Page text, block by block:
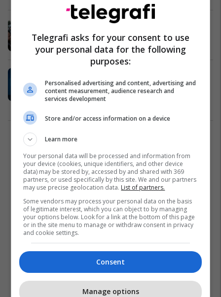
Përleshje e bllokim, çfarë ndodhi në
Kuvendin e Shqipërisë
Shqipëri 05/02/2024
Shqipërisë pasi hakerat sulmuan
faqen e tij: U tentua fshirja e të
Telegrafi asks for your consent to use
your personal data for the following
purposes:
Personalised advertising and content, advertising and
content measurement, audience research and
services development
Store and/or access information on a device
Learn more
Your personal data will be processed and information from
your device (cookies, unique identifiers, and other device
data) may be stored by, accessed by and shared with 369
partners, or used specifically by this site. We and our partners
may use precise geolocation data. List of partners.
Some vendors may process your personal data on the basis
of legitimate interest, which you can object to by managing
your options below. Look for a link at the bottom of this page
or in the site menu to manage or withdraw consent in privacy
and cookie settings.
Consent
Manage options